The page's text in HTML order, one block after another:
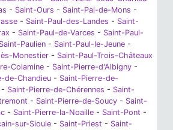
- Saint-Ours - Saint-Pal-de-Mons -
- Saint-Paul-des-Landes - Saint-
- Saint-Paul-de-Varces - Saint-Paul-
Saint-Paulien - Saint-Paul-le-Jeune -
Monestier - Saint-Paul-Trois-Châteaux
Colamine - Saint-Pierre-d'Albigny -
de-Chandieu - Saint-Pierre-de-
- Saint-Pierre-de-Chérennes - Saint-
- Saint-Pierre-de-Soucy - Saint-
- Saint-Pierre-la-Noaille - Saint-Pont -
sur-Sioule - Saint-Priest - Saint-